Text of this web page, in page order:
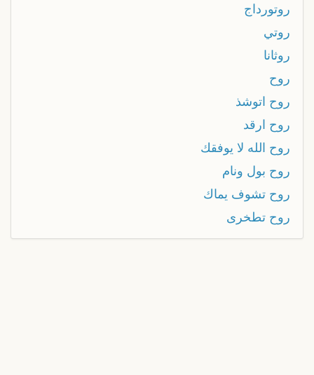
روتورداج
روتي
روثانا
روح
روح اتوشذ
روح ارقد
روح الله لا يوفقك
روح بول ونام
روح تشوف يماك
روح تطخرى